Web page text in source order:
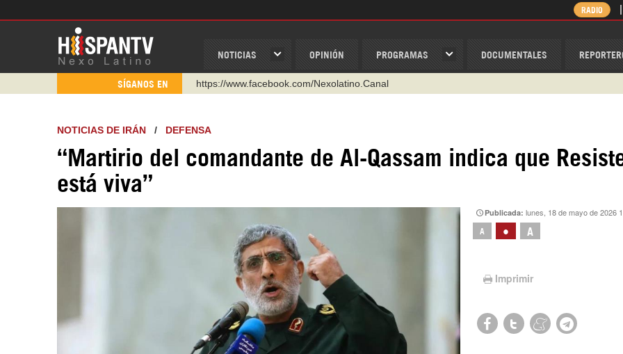
NOTICIAS OPINIÓN PROGRAMAS DOCUMENTALES
RADIO
SÍGANOS EN
https://www.facebook.com/Nexolatino.Canal
http://twitter.com/nexo_latino
https://urmedium.com/c/hispantv
Instagram como: hispan_tv
NOTICIAS DE IRÁN / DEFENSA
“Martirio del comandante de Al-Qassam indica que
está viva”
Publicada:lunes, 18 de mayo de 2026
A • A
Imprimir